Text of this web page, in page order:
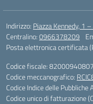
Indirizzo: Piazza Kennedy, 1
Centralino:0966378209
Posta elettronica certificata
Codice fiscale: 82000940807
Codice meccanografico:
Codice Indice delle
Codice unico di fatturazione